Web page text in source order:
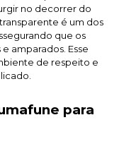
no decorrer do
é um dos
que os
amparados. Esse
de respeito e
para